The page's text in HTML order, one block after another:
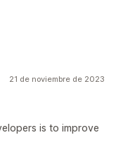
21 de noviembre de 2023
is to improve